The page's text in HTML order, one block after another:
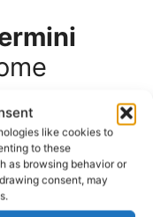
like cookies to
to these
as browsing behavior or
consent, may
sono
essere
utilizzano
per uso